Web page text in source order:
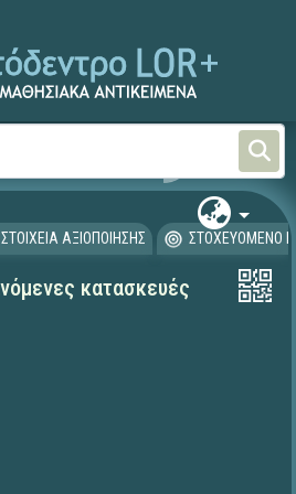
ΣΤΟΙΧΕΙΑ ΑΞΙΟΠΟΙΗΣΗΣ ΣΤΟΧΕΥΟΜΕΝΟ
κατασκευές